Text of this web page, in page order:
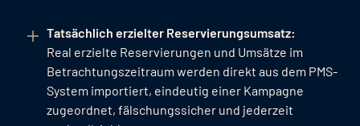
Tatsächlich erzielter Reservierungsumsatz:
Real erzielte Reservierungen und Umsätze im
Betrachtungszeitraum werden direkt aus dem PMS-
System importiert, eindeutig einer Kampagne
zugeordnet, fälschungssicher und jederzeit